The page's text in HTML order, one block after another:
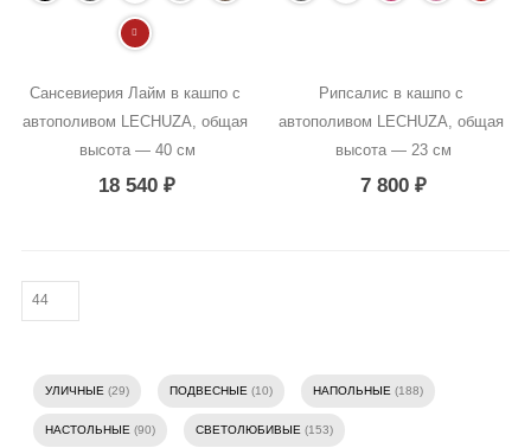
Сансевиерия Лайм в кашпо с
автополивом LECHUZA, общая
высота — 40 см
18 540₽
Рипсалис в кашпо с
автополивом LECHUZA, общая
высота — 23 см
7 800₽
УЛИЧНЫЕ (29) ПОДВЕСНЫЕ (10) НАПОЛЬНЫЕ (188)
НАСТОЛЬНЫЕ (90) СВЕТОЛЮБИВЫЕ (153)